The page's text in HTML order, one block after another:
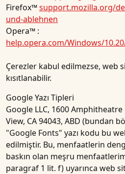
Firefox™support.mozilla.org/
und-ablehnen
Opera™ :
help.opera.com/Windows/
Çerezler kabul edilmezse, web
kısıtlanabilir.
Google Yazı Tipleri
Google LLC, 1600
View, CA 94043, ABD (bundan
"Google Fonts" yazı kodu bu
edilmiştir. Bu, menfaatlerin
baskın olan meşru
paragraf 1 lit. f) uyarınca web